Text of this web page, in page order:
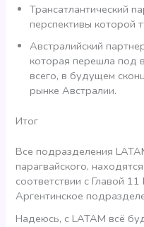
Трансатлантический
перспективы которой
Австралийский
которая перешла под
всего, в будущем
рынке Австралии.
Итог
Все подразделения
парагвайского,
соответствии с Главой
Аргентинское
Надеюсь, с LATAM всё